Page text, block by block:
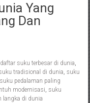
Yang
Dan
daftar suku terbesar di dunia,
tradisional di dunia, suku
suku pedalaman paling
modernisasi, suku
langka di dunia